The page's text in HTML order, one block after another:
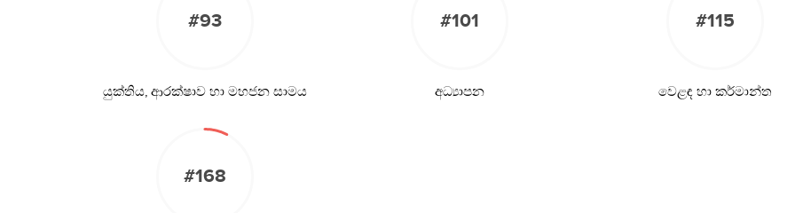
#93
යුක්තිය, ආරක්ෂාව හා මහජන සාමය
#101
අධ්‍යාපන
#115
වෙළඳ හා කර්මාන්ත
#168